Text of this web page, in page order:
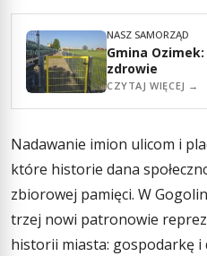
NASZ SAMORZĄD
Gmina
zdrowie
CZYTAJ WIĘCEJ →
Nadawanie imion ulicom i
które historie dana
zbiorowej pamięci. W
trzej nowi patronowie
historii miasta: gospodarkę i